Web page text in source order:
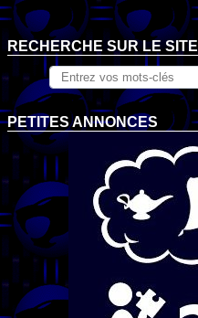
RECHERCHE SUR LE SITE
PETITES ANNONCES